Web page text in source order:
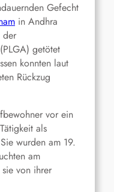
Gefecht
in Andhra
der
getötet
konnten laut
Rückzug
vor ein
als
wurden am 19.
am
von ihrer